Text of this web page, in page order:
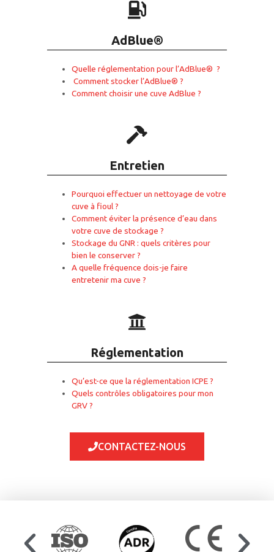
AdBlue®
Quelle réglementation pour l’AdBlue® ?
Comment stocker l’AdBlue® ?
Comment choisir une cuve AdBlue ?
Entretien
Pourquoi effectuer un nettoyage de votre
cuve à fioul ?
Comment éviter la présence d’eau dans
votre cuve de stockage ?
Stockage du GNR : quels critères pour
bien le conserver ?
A quelle fréquence dois-je faire
entretenir ma cuve ?
Réglementation
Qu’est-ce que la réglementation ICPE ?
Quels contrôles obligatoires pour mon
GRV ?
CONTACTEZ-NOUS